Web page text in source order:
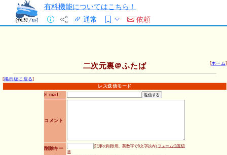
有料機能についてはこちら！
通常
依頼